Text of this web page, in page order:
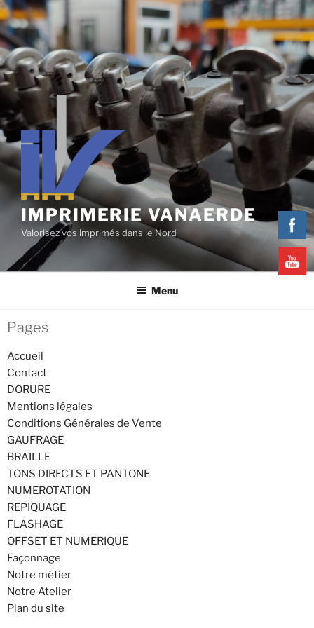
IMPRIMERIE VANAERDE
Valorisez vos imprimés dans le Nord
Menu
Pages
Accueil
Contact
DORURE
Mentions légales
Conditions Générales de Vente
GAUFRAGE
BRAILLE
TONS DIRECTS ET PANTONE
NUMEROTATION
REPIQUAGE
FLASHAGE
OFFSET ET NUMERIQUE
Façonnage
Notre métier
Notre Atelier
Plan du site